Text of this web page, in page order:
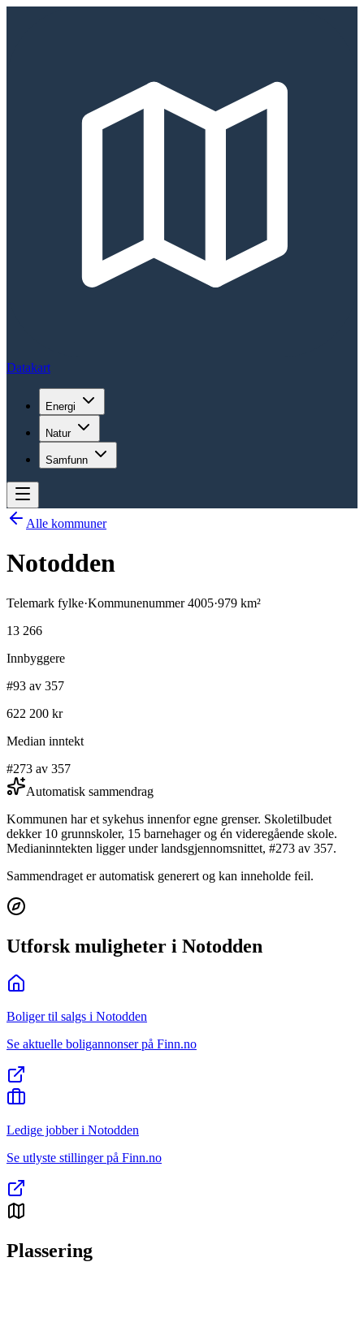
Datakart
Energi
Natur
Samfunn
Alle kommuner
Notodden
Telemark fylke·Kommunenummer4005·979 km²
13 266
Innbyggere
#93 av 357
622 200 kr
Median inntekt
#273 av 357
Automatisk sammendrag
Kommunen har et sykehus innenfor egne grenser. Skoletilbudet
dekker 10 grunnskoler, 15 barnehager og én videregående skole.
Medianinntekten ligger under landsgjennomsnittet, #273 av 357.
Sammendraget er automatisk generert og kan inneholde feil.
Utforsk muligheter i Notodden
Boliger til salgs i Notodden
Se aktuelle boligannonser på Finn.no
Ledige jobber i Notodden
Se utlyste stillinger på Finn.no
Plassering